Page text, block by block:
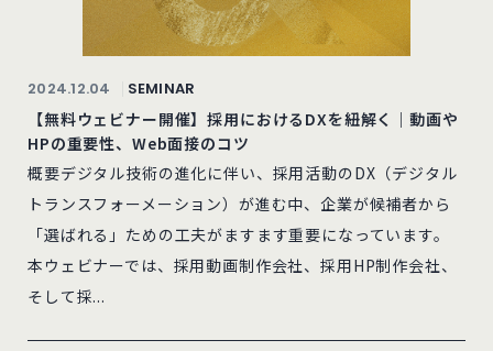
2024.12.04 SEMINAR
【無料ウェビナー開催】採用におけるDXを紐解く｜動画や
HPの重要性、Web面接のコツ
概要デジタル技術の進化に伴い、採用活動のDX（デジタル
トランスフォーメーション）が進む中、企業が候補者から
「選ばれる」ための工夫がますます重要になっています。
本ウェビナーでは、採用動画制作会社、採用HP制作会社、
そして採...